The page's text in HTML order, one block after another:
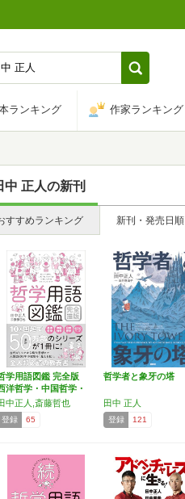
ランキング 作家ランキング
中 正人の新刊
すすめランキング 新刊・発売日順
学用語図鑑 完全版
洋哲学・中国哲学・
…
中正人,斎藤哲也
登録 65
哲学者と象牙の塔
田中 正人
登録 121